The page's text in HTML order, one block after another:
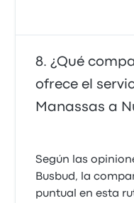
¿Qué
ofrece el
Manassas a
Según las
Busbud, la
puntual en esta